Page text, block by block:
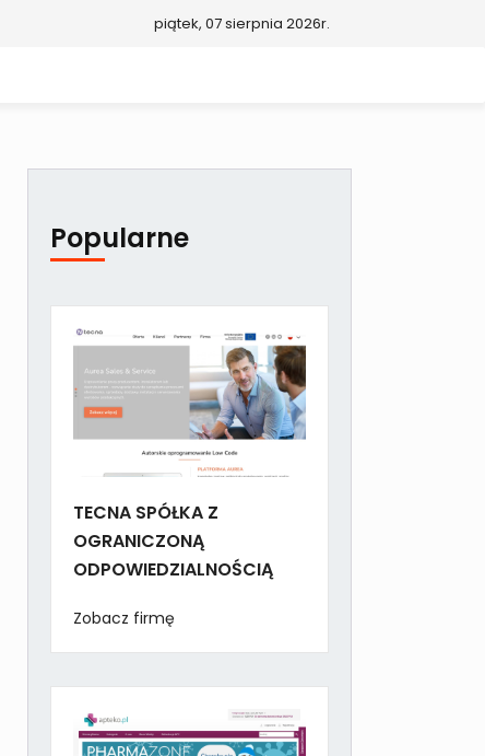
piątek, 07 sierpnia 2026r.
Popularne
TECNA SPÓŁKA Z
OGRANICZONĄ
ODPOWIEDZIALNOŚCIĄ
Zobacz firmę